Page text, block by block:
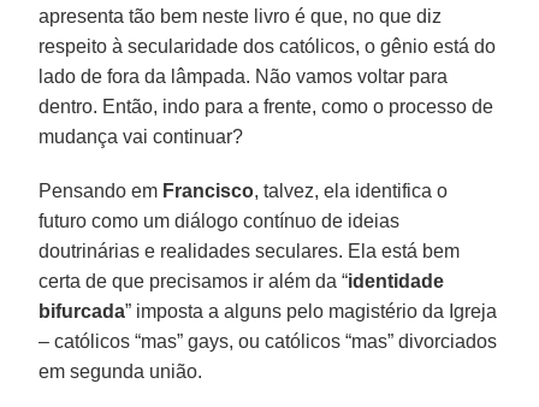
apresenta tão bem neste livro é que, no que diz
respeito à secularidade dos católicos, o gênio está do
lado de fora da lâmpada. Não vamos voltar para
dentro. Então, indo para a frente, como o processo de
mudança vai continuar?
Pensando em Francisco, talvez, ela identifica o
futuro como um diálogo contínuo de ideias
doutrinárias e realidades seculares. Ela está bem
certa de que precisamos ir além da “identidade
bifurcada” imposta a alguns pelo magistério da Igreja
– católicos “mas” gays, ou católicos “mas” divorciados
em segunda união.